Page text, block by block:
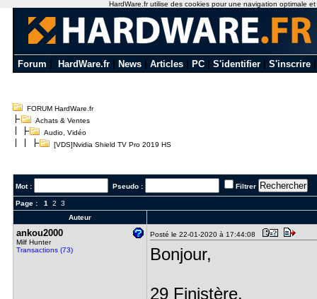
Forum HardWare.fr News Articles PC S'identifier S'inscrire
FORUM HardWare.fr
Achats & Ventes
Audio, Vidéo
[VDS]Nvidia Shield TV Pro 2019 HS
Mot : Pseudo : Filtrer
Page : 1 2
3
Auteur
ankou2000
Milf Hunter
Transactions (73)
Posté le 22-01-2020 à 17:44:08
Bonjour,
29 Finistère.
HardWare.fr utilise des cookies pour une navigation optimale